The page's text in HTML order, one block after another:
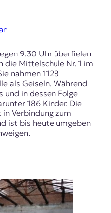
9.30 Uhr überfielen
die Mittelschule Nr. 1 im
nahmen 1128
als Geiseln. Während
und in dessen Folge
186 Kinder. Die
in Verbindung zum
ist bis heute umgeben